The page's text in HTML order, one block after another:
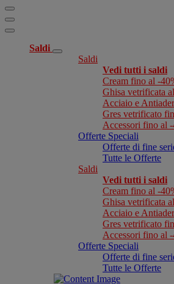
Saldi
Saldi
Vedi tutti i saldi
Cream fino al -
Ghisa vetrificata
Acciaio e
Gres vetrificato
Accessori fino al
Offerte Speciali
Offerte di fine
Tutte le Offerte
Saldi
Vedi tutti i saldi
Cream fino al -
Ghisa vetrificata
Acciaio e
Gres vetrificato
Accessori fino al
Offerte Speciali
Offerte di fine
Tutte le Offerte